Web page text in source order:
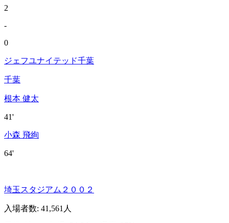
2
-
0
ジェフユナイテッド千葉
千葉
根本 健太
41'
小森 飛絢
64'
埼玉スタジアム２００２
入場者数: 41,561人